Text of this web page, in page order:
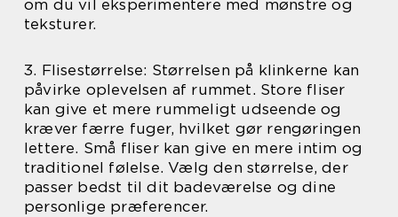
om du vil eksperimentere med mønstre og
teksturer.
3. Flisestørrelse: Størrelsen på klinkerne kan
påvirke oplevelsen af rummet. Store fliser
kan give et mere rummeligt udseende og
kræver færre fuger, hvilket gør rengøringen
lettere. Små fliser kan give en mere intim og
traditionel følelse. Vælg den størrelse, der
passer bedst til dit badeværelse og dine
personlige præferencer.